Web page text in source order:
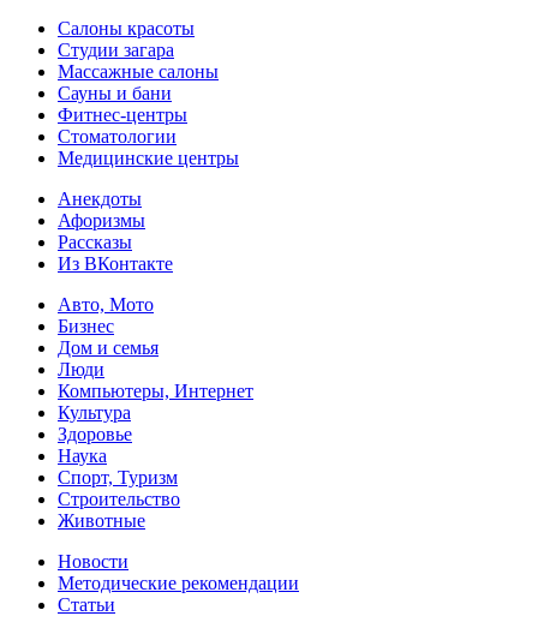
Салоны красоты
Студии загара
Массажные салоны
Сауны и бани
Фитнес-центры
Стоматологии
Медицинские центры
Анекдоты
Афоризмы
Рассказы
Из ВКонтакте
Авто, Мото
Бизнес
Дом и семья
Люди
Компьютеры, Интернет
Культура
Здоровье
Наука
Спорт, Туризм
Строительство
Животные
Новости
Методические рекомендации
Статьи